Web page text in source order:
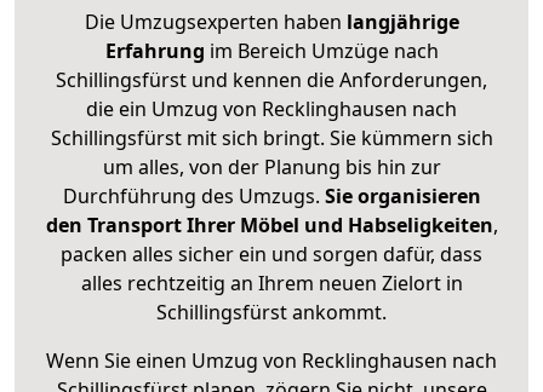
Die Umzugsexperten haben langjährige
Erfahrung im Bereich Umzüge nach
Schillingsfürst und kennen die Anforderungen,
die ein Umzug von Recklinghausen nach
Schillingsfürst mit sich bringt. Sie kümmern sich
um alles, von der Planung bis hin zur
Durchführung des Umzugs. Sie organisieren
den Transport Ihrer Möbel und Habseligkeiten,
packen alles sicher ein und sorgen dafür, dass
alles rechtzeitig an Ihrem neuen Zielort in
Schillingsfürst ankommt.
Wenn Sie einen Umzug von Recklinghausen nach